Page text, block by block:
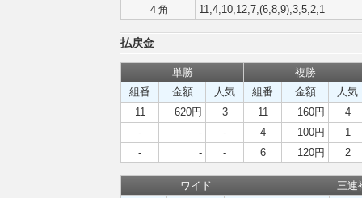
４角
11,4,10,12,7,(6,8,9),3,5,2,1
払戻金
単勝
複勝
組番
金額 人気 組番 金額
人気
11
620円 3 11 160円
4
-
- - 4 100円
1
-
- - 6 120円 2
ワイド
三連